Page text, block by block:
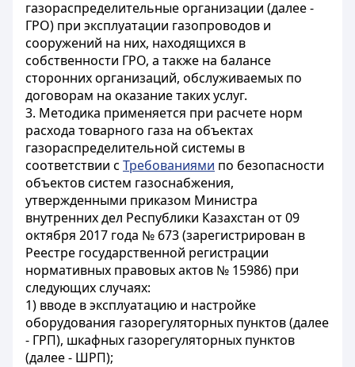
газораспределительные организации (далее -
ГРО) при эксплуатации газопроводов и
сооружений на них, находящихся в
собственности ГРО, а также на балансе
сторонних организаций, обслуживаемых по
договорам на оказание таких услуг.
3. Методика применяется при расчете норм
расхода товарного газа на объектах
газораспределительной системы в
соответствии с Требованиями по безопасности
объектов систем газоснабжения,
утвержденными приказом Министра
внутренних дел Республики Казахстан от 09
октября 2017 года № 673 (зарегистрирован в
Реестре государственной регистрации
нормативных правовых актов № 15986) при
следующих случаях:
1) вводе в эксплуатацию и настройке
оборудования газорегуляторных пунктов (далее
- ГРП), шкафных газорегуляторных пунктов
(далее - ШРП);